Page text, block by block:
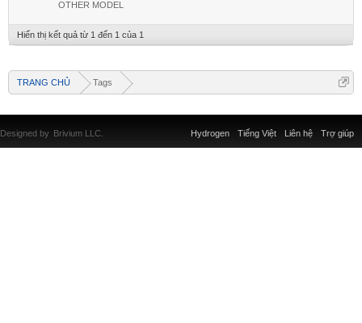
OTHER MODEL
Hiển thị kết quả từ 1 đến 1 của 1
TRANG CHỦ Tags
Liên hệ Trợ giúp
Hydrogen Tiếng Việt
Designed by Brivium LLC.